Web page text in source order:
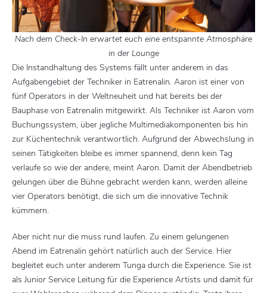
Nach dem Check-In erwartet euch eine entspannte Atmosphäre
in der Lounge
Die Instandhaltung des Systems fällt unter anderem in das
Aufgabengebiet der Techniker in Eatrenalin. Aaron ist einer von
fünf Operators in der Weltneuheit und hat bereits bei der
Bauphase von Eatrenalin mitgewirkt. Als Techniker ist Aaron vom
Buchungssystem, über jegliche Multimediakomponenten bis hin
zur Küchentechnik verantwortlich. Aufgrund der Abwechslung in
seinen Tätigkeiten bleibe es immer spannend, denn kein Tag
verlaufe so wie der andere, meint Aaron. Damit der Abendbetrieb
gelungen über die Bühne gebracht werden kann, werden alleine
vier Operators benötigt, die sich um die innovative Technik
kümmern.
Aber nicht nur die muss rund laufen. Zu einem gelungenen
Abend im Eatrenalin gehört natürlich auch der Service. Hier
begleitet euch unter anderem Tunga durch die Experience. Sie ist
als Junior Service Leitung für die Experience Artists und damit für